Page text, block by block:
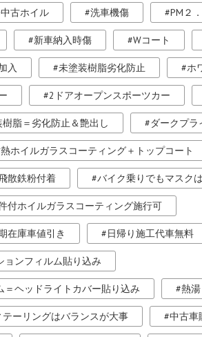
古ホイル 洗車機傷 PM２
新車納入時傷 Wコート
入 未塗装樹脂劣化防止 ホ
2ドアオープンスポーツカー
脂＝劣化防止＆艶出し ダークプラ
ホイルガラスコーティング＋トップコート
散鉄粉付着 バイク乗りでもマスク
付ホイルガラスコーティング施行可
在庫車値引き 日帰り施工代車無料
ョンフィルム貼り込み
ヘッドライトカバー貼り込み 熱
テーリングはバランスが大事 中古車